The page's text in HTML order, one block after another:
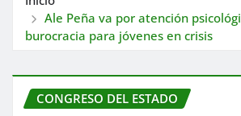
Ale Peña va por atención
burocracia para jóvenes en crisis
CONGRESO DEL ESTADO